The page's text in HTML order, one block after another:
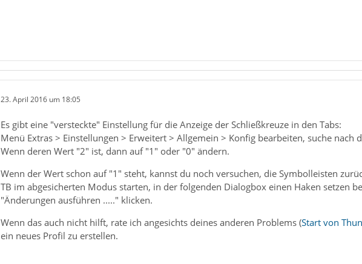
23. April 2016 um 18:05
Es gibt eine "versteckte" Einstellung für die Anzeige der Schließkreuze in den Tabs:
Menü Extras > Einstellungen > Erweitert > Allgemein > Konfig bearbeiten, suche nach
Wenn deren Wert "2" ist, dann auf "1" oder "0" ändern.
Wenn der Wert schon auf "1" steht, kannst du noch versuchen, die Symbolleisten
TB im abgesicherten Modus starten, in der folgenden Dialogbox einen Haken setzen
"Änderungen ausführen ....." klicken.
Wenn das auch nicht hilft, rate ich angesichts deines anderen Problems (Start von
ein neues Profil zu erstellen.